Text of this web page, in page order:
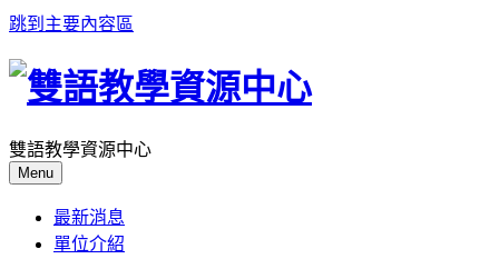
跳到主要內容區
雙語教學資源中心
Menu
最新消息
單位介紹